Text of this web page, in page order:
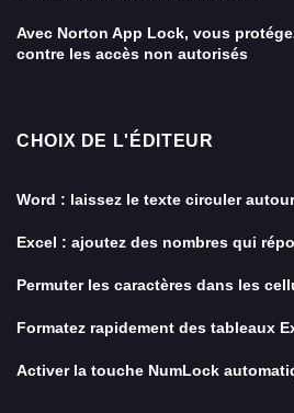
Avec Norton App Lock, vous
contre les accès non autorisés
CHOIX DE L'ÉDITEUR
Word : laissez le texte circuler
Excel : ajoutez des nombres qui
Permuter les caractères dans les
Formatez rapidement des tableaux
Activer la touche NumLock